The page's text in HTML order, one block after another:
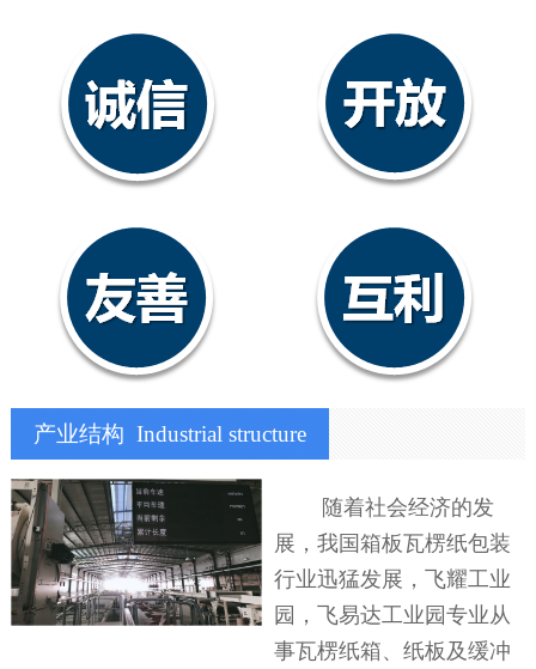
产业结构 Industrial structure
随着社会经济的发
展，我国箱板瓦楞纸包装
行业迅猛发展，飞耀工业
园，飞易达工业园专业从
事瓦楞纸箱、纸板及缓冲